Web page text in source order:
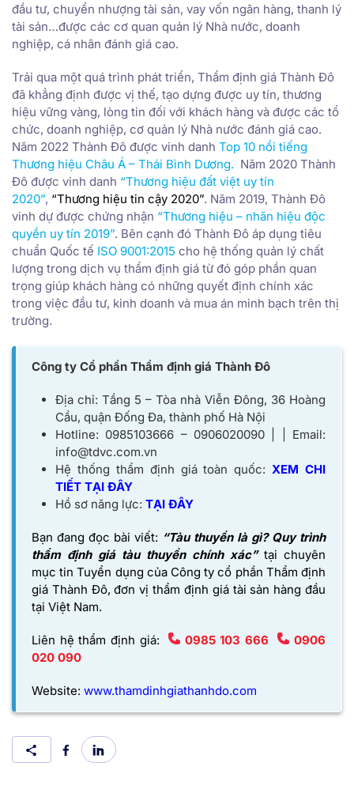
đầu tư, chuyển nhượng tài sản, vay vốn ngân hàng, thanh lý
tài sản…được các cơ quan quản lý Nhà nước, doanh
nghiệp, cá nhân đánh giá cao.
Trải qua một quá trình phát triển, Thẩm định giá Thành Đô
đã khẳng định được vị thế, tạo dựng được uy tín, thương
hiệu vững vàng, lòng tin đối với khách hàng và được các tổ
chức, doanh nghiệp, cơ quản lý Nhà nước đánh giá cao.
Năm 2022 Thành Đô được vinh danh Top 10 nổi tiếng
Thương hiệu Châu Á – Thái Bình Dương. Năm 2020 Thành
Đô được vinh danh “Thương hiệu đất việt uy tín
2020”, “Thương hiệu tin cậy 2020”. Năm 2019, Thành Đô
vinh dự được chứng nhận “Thương hiệu – nhãn hiệu độc
quyền uy tín 2019”. Bên cạnh đó Thành Đô áp dụng tiêu
chuẩn Quốc tế ISO 9001:2015 cho hệ thống quản lý chất
lượng trong dịch vụ thẩm định giá từ đó góp phần quan
trọng giúp khách hàng có những quyết định chính xác
trong việc đầu tư, kinh doanh và mua án minh bạch trên thị
trường.
Công ty Cổ phần Thẩm định giá Thành Đô
Địa chỉ: Tầng 5 – Tòa nhà Viễn Đông, 36 Hoàng
Cầu, quận Đống Đa, thành phố Hà Nội
Hotline: 0985103666 – 0906020090 | | Email:
info@tdvc.com.vn
Hệ thống thẩm định giá toàn quốc: XEM CHI
TIẾT TẠI ĐÂY
Hồ sơ năng lực: TẠI ĐÂY
Bạn đang đọc bài viết: “Tàu thuyền là gì? Quy trình
thẩm định giá tàu thuyền chính xác” tại chuyên
mục tin Tuyển dụng của Công ty cổ phần Thẩm định
giá Thành Đô, đơn vị thẩm định giá tài sản hàng đầu
tại Việt Nam.
Liên hệ thẩm định giá: 0985 103 666
0906
020 090
Website: www.thamdinhgiathanhdo.com